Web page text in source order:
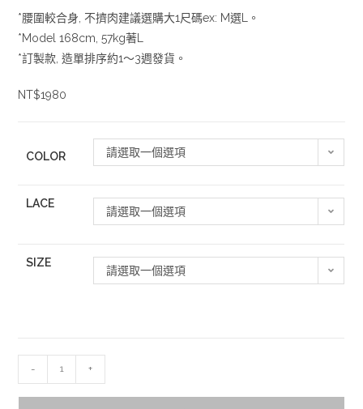
*腰圍較合身, 不擠肉建議選購大1尺碼ex: M選L。
*Model 168cm, 57kg著L
*訂製款, 造單排序約1～3週發貨。
NT$1980
COLOR 請選取一個選項
LACE
請選取一個選項
SIZE
請選取一個選項
- +